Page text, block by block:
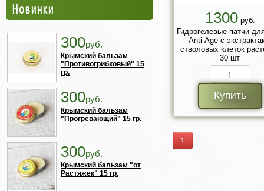
Новинки
300руб.
Крымский бальзам
"Противогрибковый" 15
гр.
300руб.
Крымский бальзам
"Прогревающий" 15 гр.
300руб.
Крымский бальзам "от
Растяжек" 15 гр.
1300руб.
Гидрогелевые патчи
Anti-Age с
стволовых клеток
30 шт
Купить
1